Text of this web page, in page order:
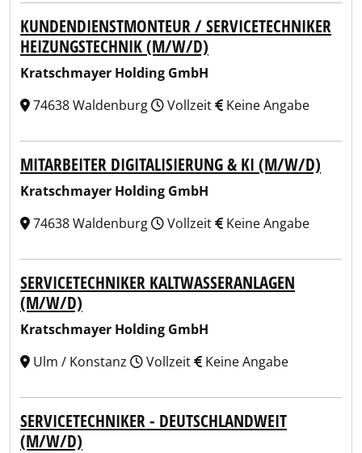
KUNDENDIENSTMONTEUR / SERVICETECHNIKER
HEIZUNGSTECHNIK (M/W/D)
Kratschmayer Holding GmbH
74638 Waldenburg
Vollzeit Keine Angabe
MITARBEITER DIGITALISIERUNG & KI (M/W/D)
Kratschmayer Holding GmbH
74638 Waldenburg
Vollzeit Keine Angabe
SERVICETECHNIKER KALTWASSERANLAGEN
(M/W/D)
Kratschmayer Holding GmbH
Ulm / Konstanz
Vollzeit Keine Angabe
SERVICETECHNIKER - DEUTSCHLANDWEIT
(M/W/D)